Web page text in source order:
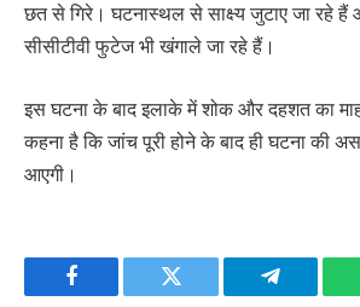
छत से गिरे। घटनास्थल से साक्ष्य जुटाए जा रहे
सीसीटीवी फुटेज भी खंगाले जा रहे हैं।
इस घटना के बाद इलाके में शोक और दहशत का
कहना है कि जांच पूरी होने के बाद ही घटना की
आएगी।
Facebook Twitter Telegram